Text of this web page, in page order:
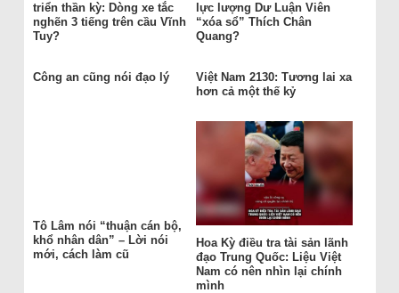
triển thần kỳ: Dòng xe tắc
nghẽn 3 tiếng trên cầu Vĩnh
Tuy?
lực lượng Dư Luận Viên
“xóa sổ” Thích Chân
Quang?
Công an cũng nói đạo lý
Việt Nam 2130: Tương lai xa
hơn cả một thế kỷ
Tô Lâm nói “thuận cán bộ,
khổ nhân dân” – Lời nói
mới, cách làm cũ
Hoa Kỳ điều tra tài sản lãnh
đạo Trung Quốc: Liệu Việt
Nam có nên nhìn lại chính
mình